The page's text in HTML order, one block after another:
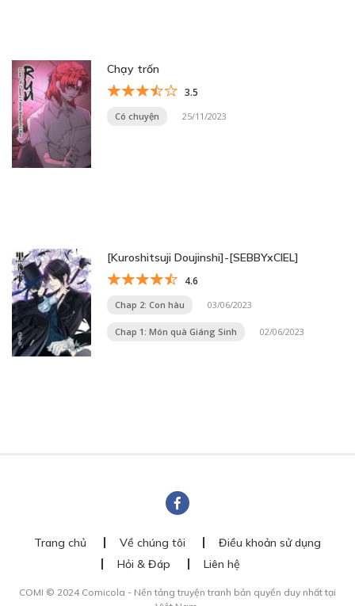
Chạy trốn
3.5
Có chuyện 25/11/2023
[Kuroshitsuji Doujinshi]-[SEBBYxCIEL]
4.6
Chap 2: Con hàu 03/06/2023
Chap 1: Món quà Giáng Sinh 02/06/2023
Trang chủ Về chúng tôi
Điều khoản sử dụng
Hỏi & Đáp
Liên hệ
COMI © 2024 Comicola - Nền tảng truyện tranh bản quyền duy nhất tại